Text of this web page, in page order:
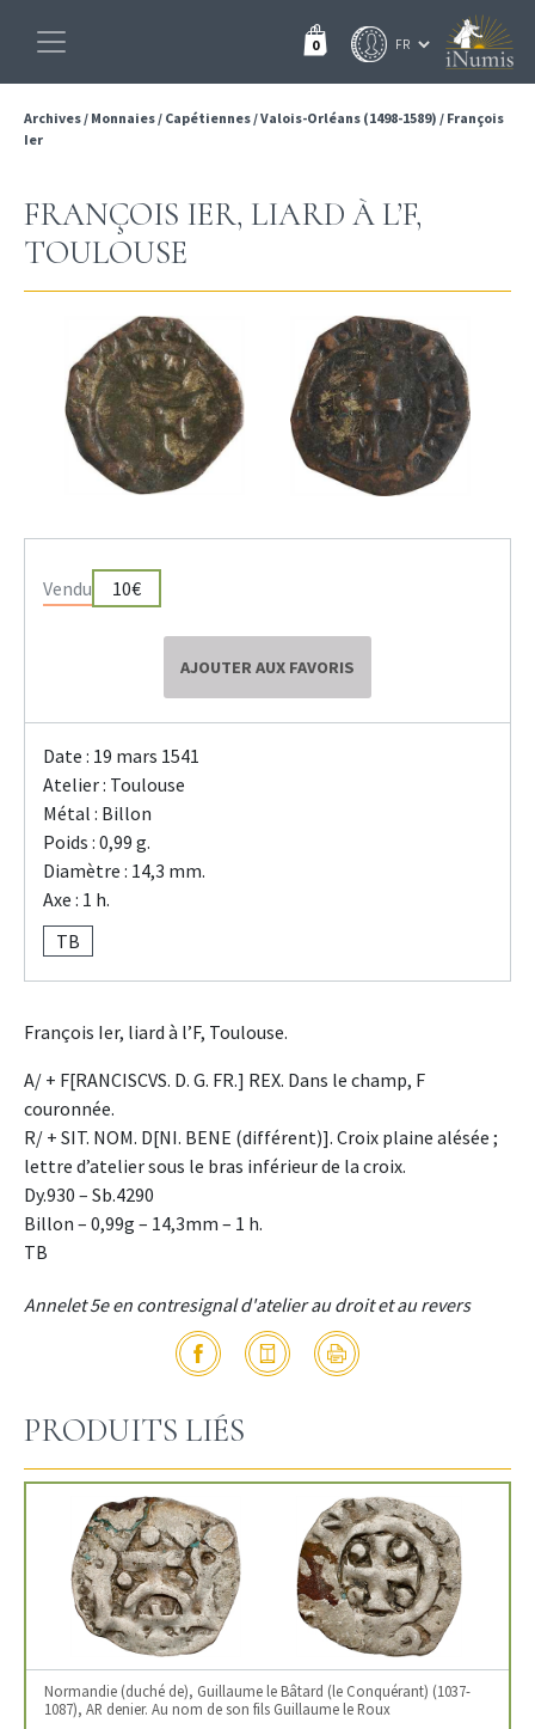
0
Archives/ Monnaies/ Capétiennes/Valois-Orléans (1498-1589) / François
Ier
FRANÇOIS IER, LIARD À L’F,
TOULOUSE
Vendu 10€
AJOUTER AUX FAVORIS
Date : 19 mars 1541
Atelier : Toulouse
Métal : Billon
Poids : 0,99 g.
Diamètre : 14,3 mm.
Axe : 1 h.
TB
François Ier, liard à l’F, Toulouse.
A/ + F[RANCISCVS. D. G. FR.] REX. Dans le champ, F
couronnée.
R/ + SIT. NOM. D[NI. BENE (différent)]. Croix plaine alésée ;
lettre d’atelier sous le bras inférieur de la croix.
Dy.930 – Sb.4290
Billon – 0,99g – 14,3mm – 1 h.
TB
Annelet 5e en contresignal d'atelier au droit et au revers
PRODUITS LIÉS
Normandie (duché de), Guillaume le Bâtard (le Conquérant) (1037-
1087), AR denier. Au nom de son fils Guillaume le Roux